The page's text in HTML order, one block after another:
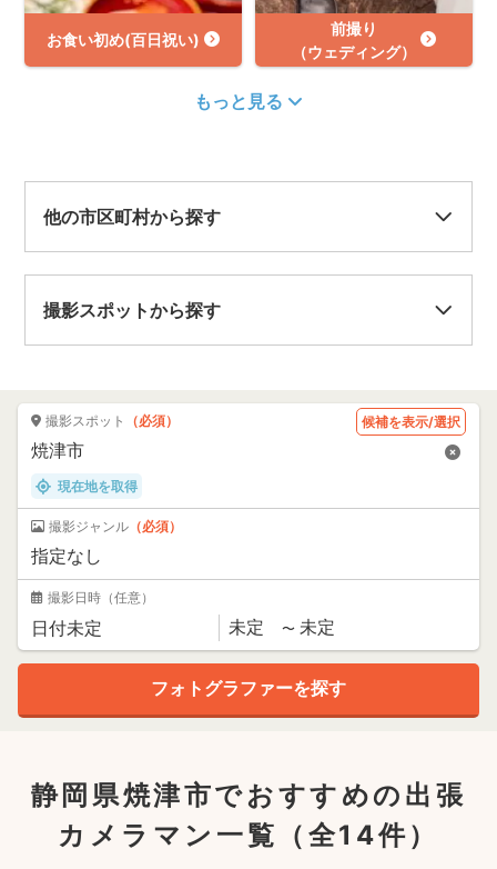
お食い初め(百日祝い)
前撮り
（ウェディング）
もっと見る
他の市区町村から探す
撮影スポットから探す
撮影スポット （必須） 候補を表示/選択
現在地を取得
撮影ジャンル （必須）
撮影日時 （任意）
静岡県焼津市でおすすめの出張
カメラマン一覧
（全14件）